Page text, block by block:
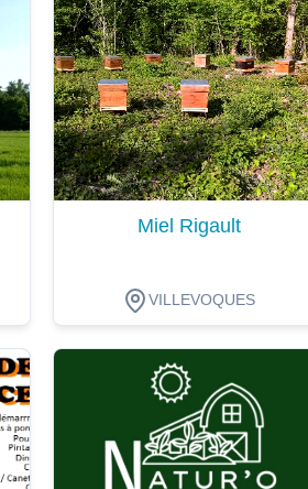
Dégustation
Miel Rigault
VILLEVOQUES
Dégustation